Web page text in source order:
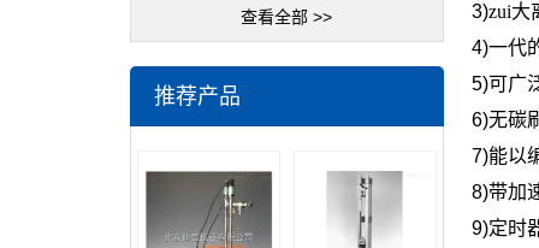
查看全部 >>
推荐产品
3)zui大
4)一代
5)可广
6)无碳
7)能以
8)带加
9)定时